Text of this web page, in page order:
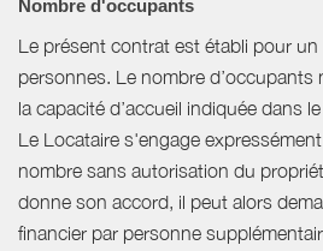
Nombre d'occupants
Le présent contrat est établi pour
personnes. Le nombre d’occupants
la capacité d’accueil indiquée dans
Le Locataire s'engage
nombre sans autorisation du
donne son accord, il peut alors
financier par personne